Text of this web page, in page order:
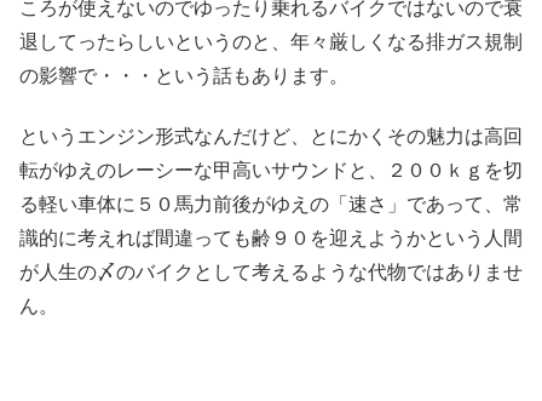
ころが使えないのでゆったり乗れるバイクではないので衰
退してったらしいというのと、年々厳しくなる排ガス規制
の影響で・・・という話もあります。
というエンジン形式なんだけど、とにかくその魅力は高回
転がゆえのレーシーな甲高いサウンドと、２００ｋｇを切
る軽い車体に５０馬力前後がゆえの「速さ」であって、常
識的に考えれば間違っても齢９０を迎えようかという人間
が人生の〆のバイクとして考えるような代物ではありませ
ん。